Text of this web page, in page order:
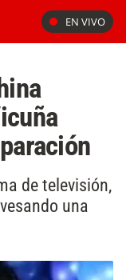
EN VIVO
de televisión,
una